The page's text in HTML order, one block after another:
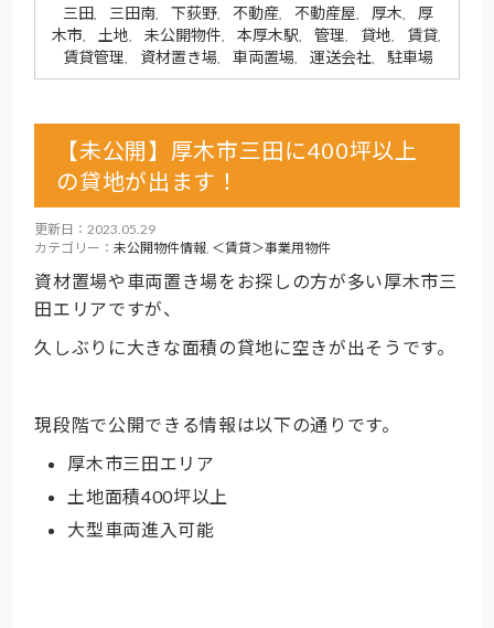
三田 三田南 下荻野 不動産 不動産屋 厚木
厚
木市
土地 未公開物件 本厚木駅 管理 貸地 賃貸
賃貸管理 資材置き場 車両置場 運送会社 駐車場
【未公開】厚木市三田に400坪以上
の貸地が出ます！
更新日：2023.05.29
カテゴリー：未公開物件情報, ＜賃貸＞事業用物件
資材置場や車両置き場をお探しの方が多い厚木市三
田エリアですが、
久しぶりに大きな面積の貸地に空きが出そうです。
現段階で公開できる情報は以下の通りです。
厚木市三田エリア
土地面積400坪以上
大型車両進入可能